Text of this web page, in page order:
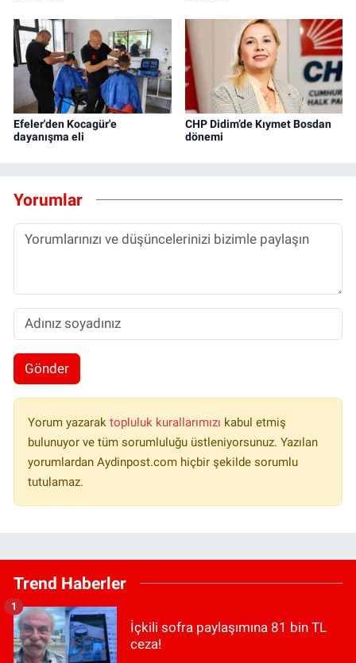
Efeler'den Kocagür'e
dayanışma eli
CHP Didim’de Kıymet Bosdan
dönemi
Yorumlar
Gönder
Yorum yazarak topluluk kurallarımızı kabul etmiş
bulunuyor ve tüm sorumluluğu üstleniyorsunuz. Yazılan
yorumlardan Aydinpost.com hiçbir şekilde sorumlu
tutulamaz.
Trend Haberler
İçkili sofra paylaşımına 81 bin TL
ceza!
1